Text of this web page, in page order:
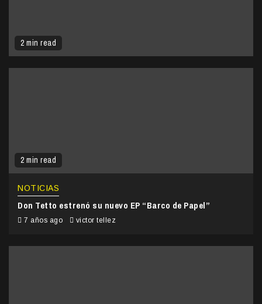
2 min read
2 min read
NOTICIAS
Don Tetto estrenó su nuevo EP “Barco de Papel”
7 años ago victor tellez